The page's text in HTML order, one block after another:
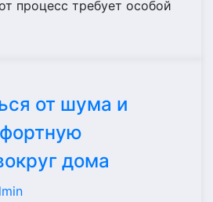
процесс требует особой
от шума и
дома